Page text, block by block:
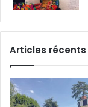
Articles récents